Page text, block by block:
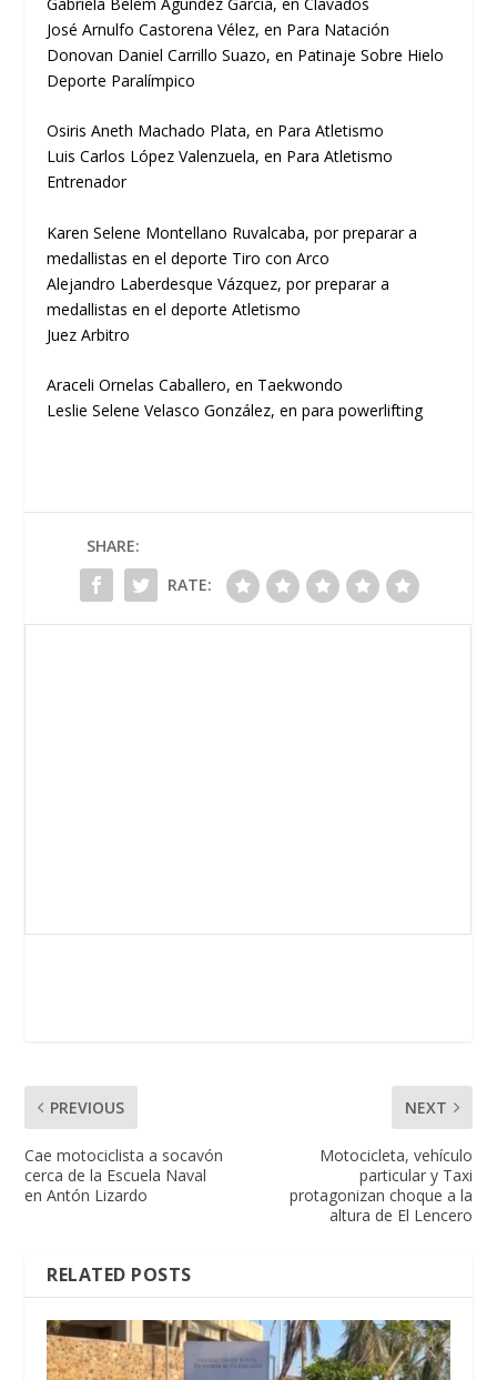
José Arnulfo Castorena Vélez, en Para Natación
Donovan Daniel Carrillo Suazo, en Patinaje Sobre Hielo
Deporte Paralímpico
Osiris Aneth Machado Plata, en Para Atletismo
Luis Carlos López Valenzuela, en Para Atletismo
Entrenador
Karen Selene Montellano Ruvalcaba, por preparar a
medallistas en el deporte Tiro con Arco
Alejandro Laberdesque Vázquez, por preparar a
medallistas en el deporte Atletismo
Juez Arbitro
Araceli Ornelas Caballero, en Taekwondo
Leslie Selene Velasco González, en para powerlifting
SHARE:
RATE:
PREVIOUS
Cae motociclista a socavón
cerca de la Escuela Naval
en Antón Lizardo
NEXT
Motocicleta, vehículo
particular y Taxi
protagonizan choque a la
altura de El Lencero
RELATED POSTS